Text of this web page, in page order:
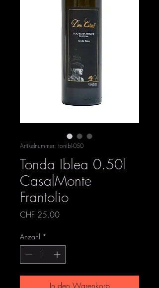
Artikelnummer: tonibl-050
Tonda Iblea 0.50l
CasalMonte
Frantolio
CHF 25.00Preis
Anzahl *
In den Warenkorb